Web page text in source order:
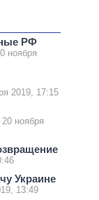
РФ
ноября
2019, 17:15
20 ноября
Украине
13:49